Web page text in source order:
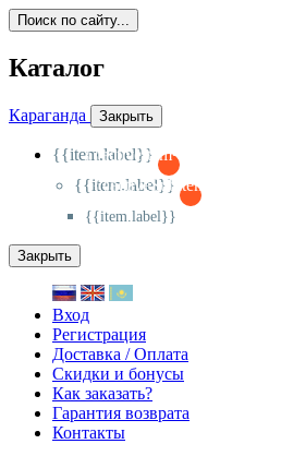
Поиск по сайту...
Каталог
Караганда Закрыть
{{item.label}}
{{activeItem==item.id?'-
{{item.label}}
{{activeSubitem==item.id?'-
{{item.label}}
Закрыть
Вход
Регистрация
Доставка / Оплата
Скидки и бонусы
Как заказать?
Гарантия возврата
Контакты